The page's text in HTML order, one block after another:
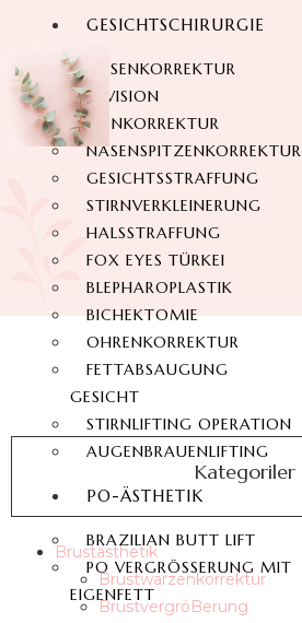
GESICHTSCHIRURGIE
NASENKORREKTUR
REVISION
NASENKORREKTUR
NASENSPITZENKORREKTUR
GESICHTSSTRAFFUNG
STIRNVERKLEINERUNG
HALSSTRAFFUNG
FOX EYES TÜRKEI
BLEPHAROPLASTIK
BICHEKTOMIE
OHRENKORREKTUR
FETTABSAUGUNG
GESICHT
STIRNLIFTING OPERATION
AUGENBRAUENLIFTING
PO-ÄSTHETIK
BRAZILIAN BUTT LIFT
PO VERGRÖSSERUNG MIT E
IGENFETT
Kategoriler
Brustästhetik
Brustwarzenkorrektur
BrustvergröBerung